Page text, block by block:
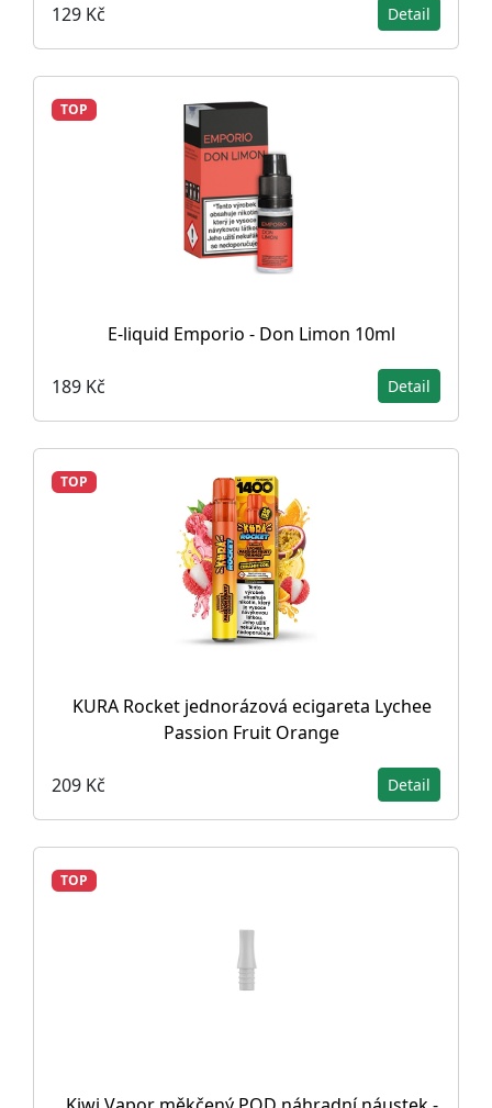
129 Kč Detail
TOP
E-liquid Emporio - Don Limon 10ml
189 Kč Detail
TOP
KURA Rocket jednorázová ecigareta Lychee
Passion Fruit Orange
209 Kč Detail
TOP